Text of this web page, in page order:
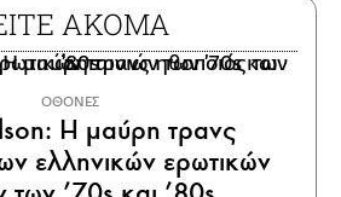
ΑΚΟΜΑ
ΟΘΟΝΕΣ
Η μαύρη τρανς
ελληνικών ερωτικών